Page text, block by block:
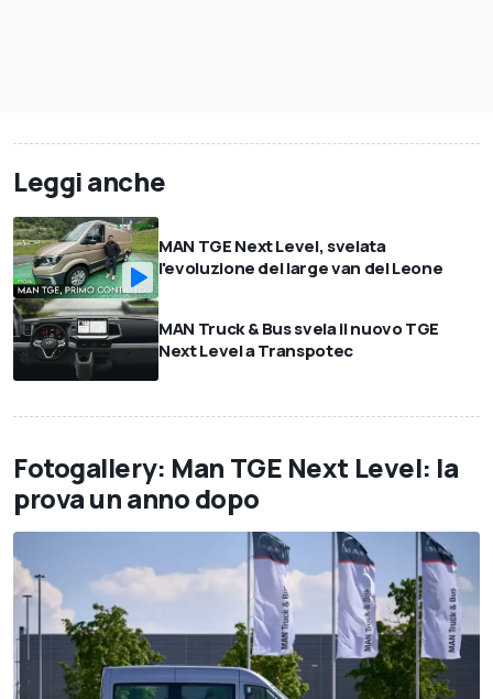
Leggi anche
MAN TGE Next Level, svelata
l'evoluzione del large van del Leone
MAN Truck & Bus svela il nuovo TGE
Next Level a Transpotec
Fotogallery: Man TGE Next Level: la
prova un anno dopo